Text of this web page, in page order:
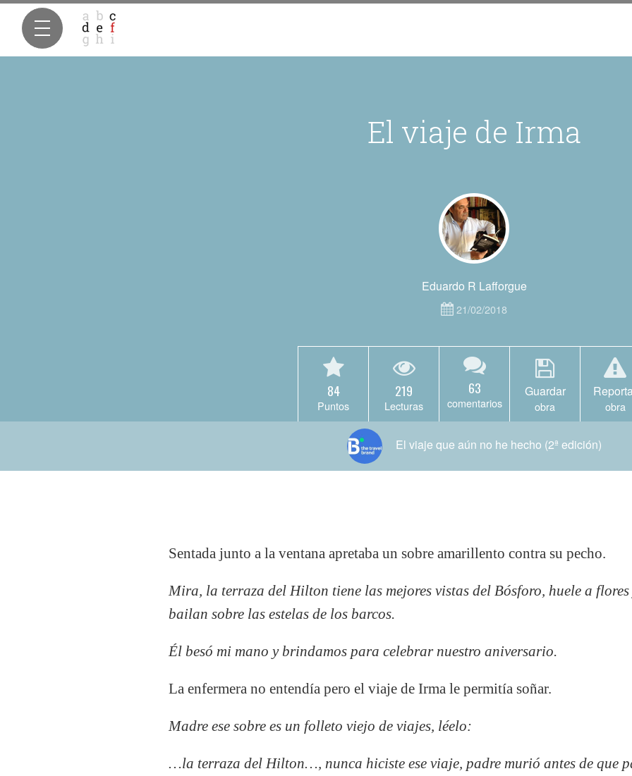
El viaje de Irma
Eduardo R Lafforgue
21/02/2018
84
Puntos
219
Lecturas
63
comentarios
Guardar
obra obra
El viaje que aún no he hecho (2ª edición)
Sentada junto a la ventana apretaba un sobre amarillento contra su pecho.
Mira, la terraza del Hilton tiene las mejores vistas del Bósforo, huele a
bailan sobre las estelas de los barcos.
Él besó mi mano y brindamos para celebrar nuestro aniversario.
La enfermera no entendía pero el viaje de Irma le permitía soñar.
Madre ese sobre es un folletoviejo de viajes, léelo:
…la terraza del Hilton…, nunca hiciste ese viaje, padre murió antes de que